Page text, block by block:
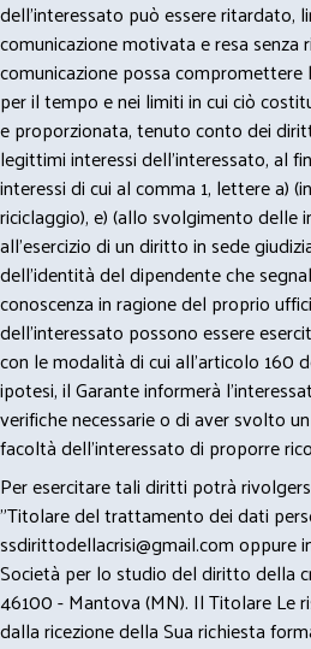
dell’interessato può essere ritardato,
comunicazione motivata e resa senza
comunicazione possa
per il tempo e nei limiti in cui ciò
e proporzionata, tenuto conto dei
legittimi interessi dell’interessato, al
interessi di cui al comma 1, lettere a)
riciclaggio), e) (allo svolgimento delle
all’esercizio di un diritto in sede
dell’identità del dipendente che
conoscenza in ragione del proprio
dell’interessato possono essere
con le modalità di cui all’articolo 160
ipotesi, il Garante informerà
verifiche necessarie o di aver svolto
facoltà dell’interessato di proporre
Per esercitare tali diritti potrà
"Titolare del trattamento dei dati
ssdirittodellacrisi@gmail.comoppure
Società per lo studio del diritto della
46100 - Mantova (MN). Il Titolare Le
dalla ricezione della Sua richiesta